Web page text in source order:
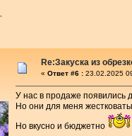
Re:Закуска из
« Ответ #6 : 23.02.2025
У нас в продаже появились
Но они для меня
Но вкусно и бюджетно